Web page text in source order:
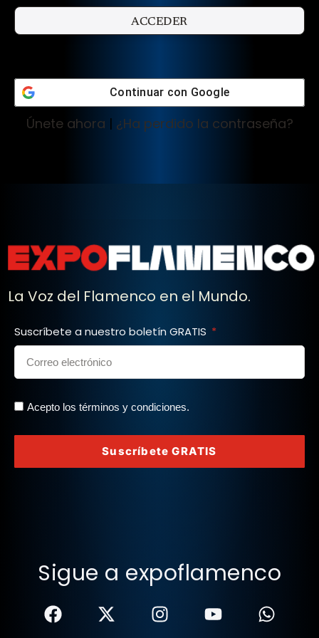
Continuar con Google
Únete ahora | ¿Ha perdido la contraseña?
La Voz del Flamenco en el Mundo.
Suscríbete a nuestro boletín GRATIS
Acepto los términos y condiciones.
Suscríbete GRATIS
Sigue a expoflamenco